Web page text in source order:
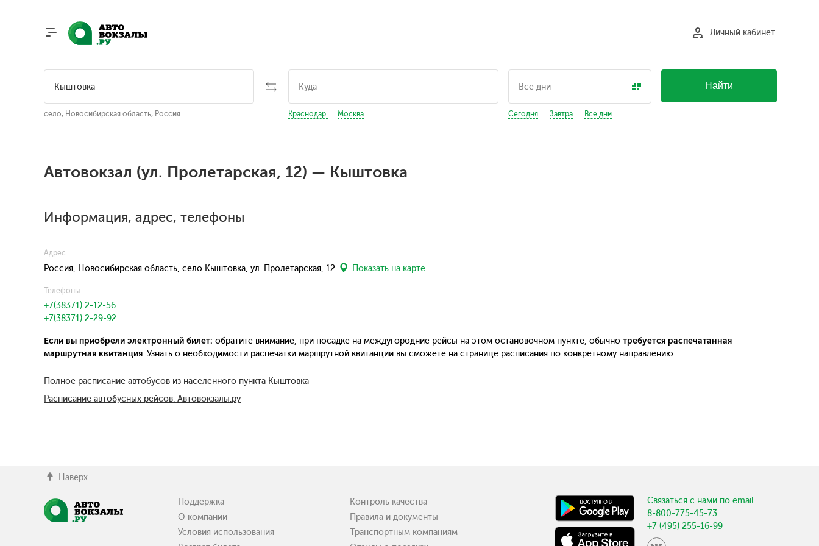
Личный кабинет
село, Новосибирская область, Россия Краснодар Москва Сегодня Завтра Все дни
Найти
Автовокзал (ул. Пролетарская, 12) — Кыштовка
Информация, адрес, телефоны
Адрес
Россия, Новосибирская область, село Кыштовка, ул. Пролетарская, 12 Показать на карте
Телефоны
+7(38371) 2-12-56
+7(38371) 2-29-92
Если вы приобрели электронный билет: обратите внимание, при посадке на междугородние рейсы на этом остановочном пункте, обычно требуется распечатанная
маршрутная квитанция. Узнать о необходимости распечатки маршрутной квитанции вы сможете на странице расписания по конкретному направлению.
Полное расписание автобусов из населенного пункта Кыштовка
Расписание автобусных рейсов: Автовокзалы.ру
Наверх
Поддержка
О компании
Условия использования
Контроль качества
Правила и документы
Транспортным компаниям
Связаться с нами по email
8-800-775-45-73
+7 (495) 255-16-99